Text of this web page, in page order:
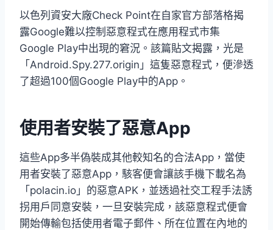
以色列資安大廠Check Point在自家官方部落格揭
露Google難以控制惡意程式在應用程式市集
Google Play中出現的窘況。該篇貼文揭露，光是
「Android.Spy.277.origin」這隻惡意程式，便滲透
了超過100個Google Play中的App。
使用者安裝了惡意App
這些App多半偽裝成其他較知名的合法App，當使
用者安裝了惡意App，駭客便會讓該手機下載名為
「polacin.io」的惡意APK，並透過社交工程手法誘
拐用戶同意安裝，一旦安裝完成，該惡意程式便會
開始傳輸包括使用者電子郵件、所在位置在內地的